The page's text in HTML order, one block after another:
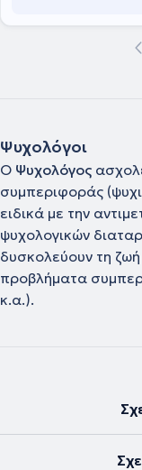
φοβίες, θέματα
διαπροσωπικά
Ψυχολόγοι
Ο Ψυχολόγος
συμπεριφοράς
ειδικά με την
ψυχολογικών
δυσκολεύουν τη
προβλήματα
κ.α.).